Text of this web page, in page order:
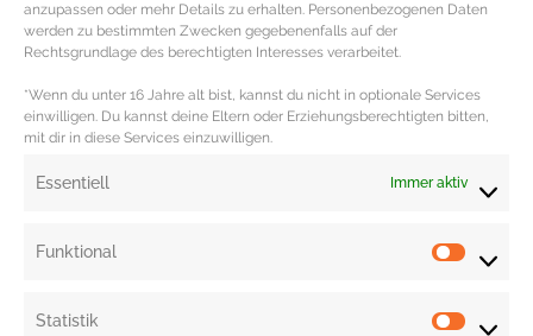
anzupassen oder mehr Details zu erhalten. Personenbezogenen Daten
werden zu bestimmten Zwecken gegebenenfalls auf der
Rechtsgrundlage des berechtigten Interesses verarbeitet.
*Wenn du unter 16 Jahre alt bist, kannst du nicht in optionale Services
einwilligen. Du kannst deine Eltern oder Erziehungsberechtigten bitten,
mit dir in diese Services einzuwilligen.
Essentiell Immer aktiv
Funktional
Statistik
Weiße Sneaker zum Verlieben
einen verliebt hat, will man sie alle. Die Rede ist
MEHR DAZU »